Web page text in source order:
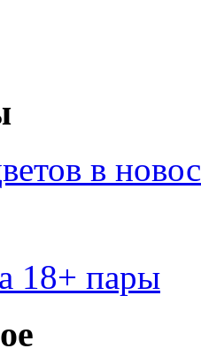
в
18+ пары